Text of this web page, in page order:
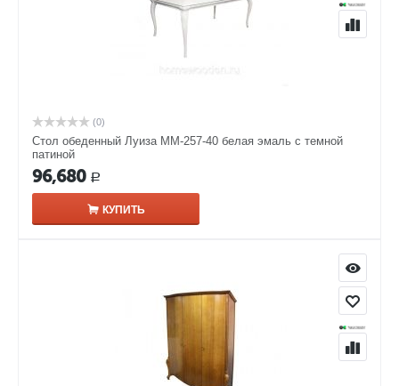
(0)
Стол обеденный Луиза ММ-257-40 белая эмаль с темной
патиной
96,680 Р
КУПИТЬ